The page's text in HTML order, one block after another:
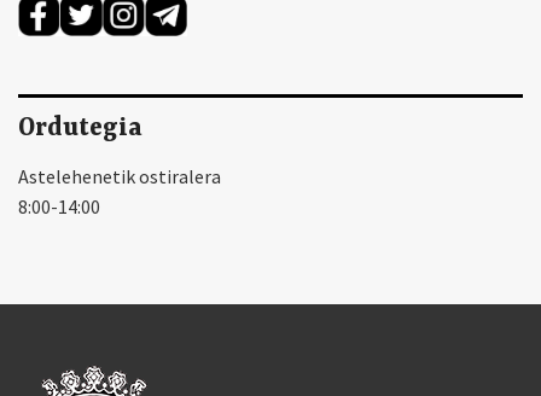
Ordutegia
Astelehenetik ostiralera
8:00-14:00